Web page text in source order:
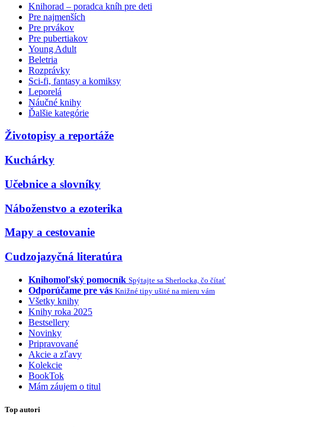
Knihorad – poradca kníh pre deti
Pre najmenších
Pre prvákov
Pre pubertiakov
Young Adult
Beletria
Rozprávky
Sci-fi, fantasy a komiksy
Leporelá
Náučné knihy
Ďalšie kategórie
Životopisy a reportáže
Kuchárky
Učebnice a slovníky
Náboženstvo a ezoterika
Mapy a cestovanie
Cudzojazyčná literatúra
Knihomoľský pomocník Spýtajte sa Sherlocka, čo čítať
Odporúčame pre vás Knižné tipy ušité na mieru vám
Všetky knihy
Knihy roka 2025
Bestsellery
Novinky
Pripravované
Akcie a zľavy
Kolekcie
BookTok
Mám záujem o titul
Top autori